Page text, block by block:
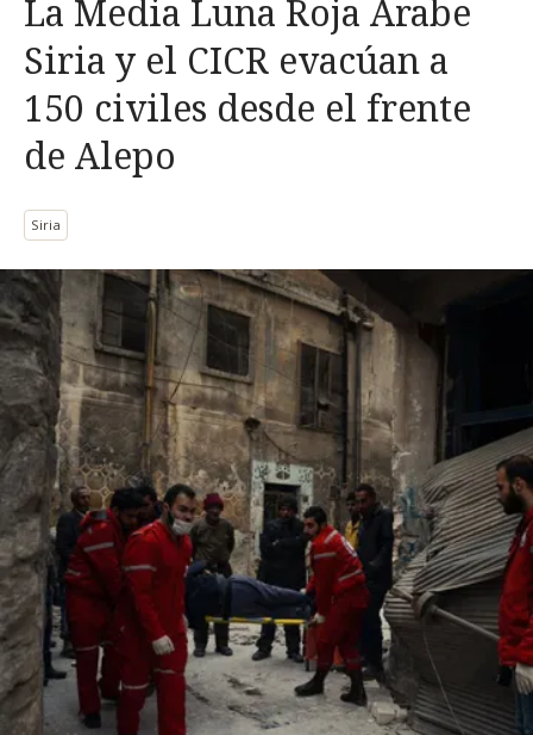
La Media Luna Roja Árabe
Siria y el CICR evacúan a
150 civiles desde el frente
de Alepo
Siria